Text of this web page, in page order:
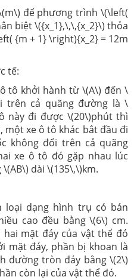
để phương trình \(\left(
biệt \({x_1},\,\,{x_2}\) thỏa
{m + 1} \right){x_2} = 12m
tế:
tô khởi hành từ \(A\) đến \
trên cả quãng đường là \
này đi được \(20\)phút thì
xe ô tô khác bắt đầu đi
không đổi trên cả quãng
xe ô tô đó gặp nhau lúc
dài \(135\,\)km.
loại dạng hình trụ có bán
cao đều bằng \(6\) cm.
mặt đáy của vật thể đó
mặt đáy, phần bị khoan là
đường tròn đáy bằng \(2\)
còn lại của vật thể đó.